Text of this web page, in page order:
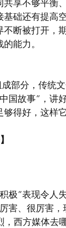
享不够平衡
础还有提高
断被打开，期
能力。
部分，传统
国故事”，讲
得好，这样
极”表现令人
害、很厉害，
，西方媒体去